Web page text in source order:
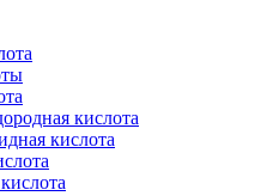
кислота
кислота